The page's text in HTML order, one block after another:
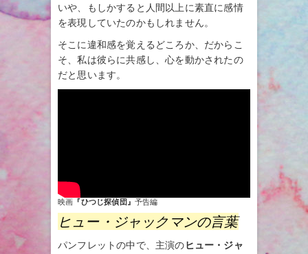
いや、もしかすると人間以上に素直に感情
を表現していたのかもしれません。
そこに違和感を覚えるどころか、だからこ
そ、私は彼らに共感し、心を動かされたの
だと思います。
映画 『ひつじ探偵団』予告編
ヒュー・ジャックマンの言葉
パンフレットの中で、主演のヒュー・ジャ